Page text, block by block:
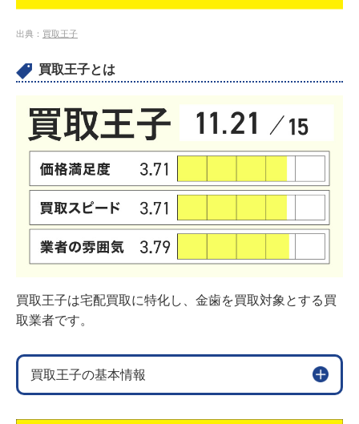
出典： 買取王子
買取王子とは
買取王子は宅配買取に特化し、金歯を買取対象とする買
取業者です。
買取王子の基本情報